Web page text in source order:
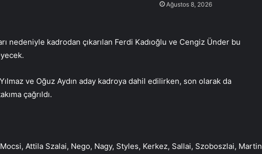
Ağustos 8, 2026
nedeniyle kadrodan çıkarılan Ferdi Kadıoğlu ve Cengiz Ünder bu
ve Oğuz Aydın aday kadroya dahil edilirken, son olarak da
çağrıldı.
Attila Szalai, Nego, Nagy, Styles, Kerkez, Sallai, Szoboszlai, Martin